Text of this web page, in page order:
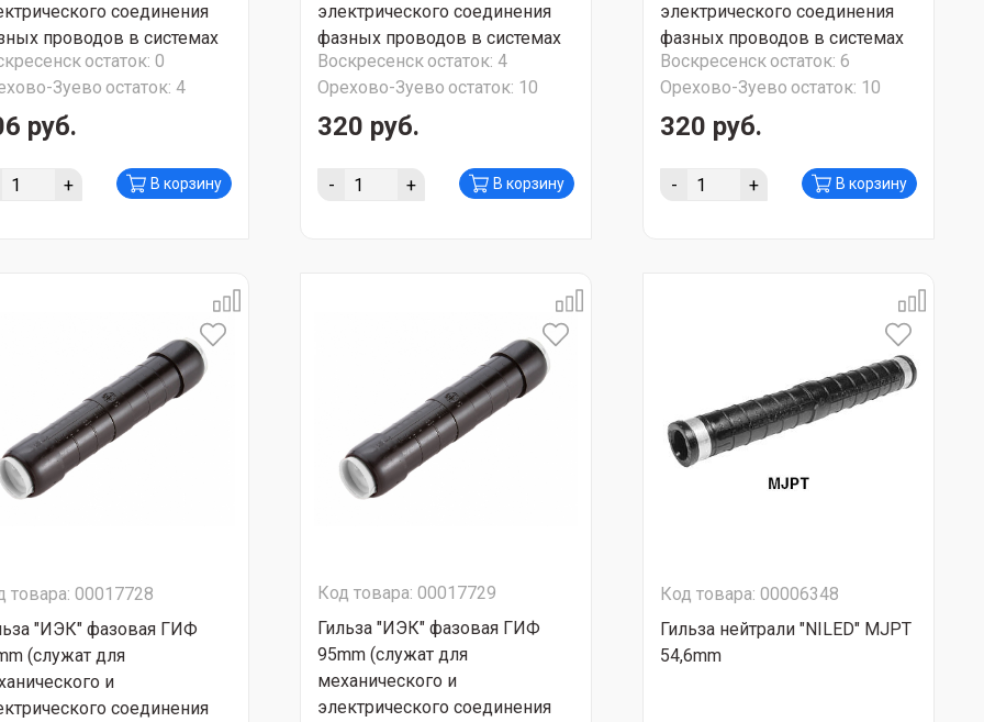
соединения
проводов в системах
с несущей нейтралью)
23-D25
остаток: 0
Зуево остаток: 4
руб.
+ В корзину
электрического соединения
фазных проводов в системах
СИП с несущей нейтралью)
UZA-23-D35
Воскресенскостаток: 4
Орехово-Зуево остаток: 10
320 руб.
- + В корзину
электрического соединения
фазных проводов в системах
СИП с несущей нейтралью)
UZA-23-D50
Воскресенскостаток: 6
Орехово-Зуево остаток: 10
320 руб.
- + В корзину
товара: 00017728
"ИЭК" фазовая ГИФ
(служат для
и
соединения
Код товара: 00017729
Гильза "ИЭК" фазовая ГИФ
95mm (служат для
механического и
электрического соединения
Код товара: 00006348
Гильза нейтрали "NILED" MJPT
54,6mm